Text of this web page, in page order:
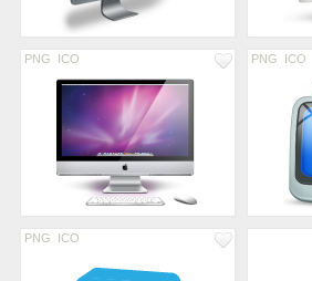
PNG ICO PNG ICO
PNG ICO